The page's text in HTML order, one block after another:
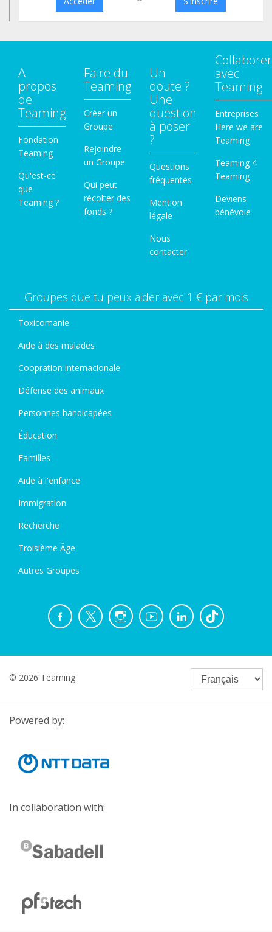
A
propos
de
Teaming
Fondation
Teaming
Qu'est-ce
que
Teaming ?
Faire du
Teaming
Créer un
Groupe
Rejoindre
un Groupe
Qui peut
récolter des
fonds ?
Un
doute ?
Une
question
à poser
?
Questions
fréquentes
Mention
légale
Nous
contacter
Collaborer
avec
Teaming
Entreprises
Here we are
Teaming
Teaming 4
Teaming
Deviens
bénévole
Groupes que tu peux aider avec 1 € par mois
Toxicomanie
Aide à des malades
Coopration internacionale
Défense des animaux
Personnes handicapées
Éducation
Familles
Aide à l'enfance
Immigration
Recherche
Troisième Âge
Autres Groupes
© 2026 Teaming
Powered by:
In collaboration with: